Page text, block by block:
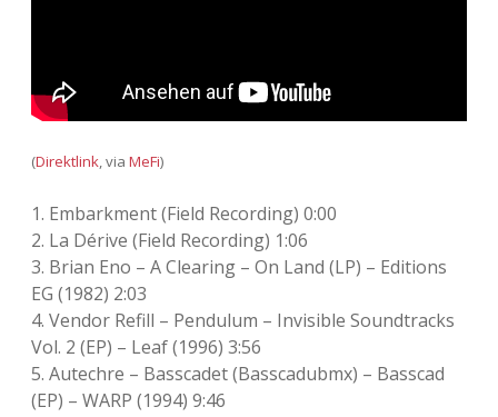
(Direktlink, via MeFi)
1. Embarkment (Field Recording) 0:00
2. La Dérive (Field Recording) 1:06
3. Brian Eno – A Clearing – On Land (LP) – Editions
EG (1982) 2:03
4. Vendor Refill – Pendulum – Invisible Soundtracks
Vol. 2 (EP) – Leaf (1996) 3:56
5. Autechre – Basscadet (Basscadubmx) – Basscad
(EP) – WARP (1994) 9:46